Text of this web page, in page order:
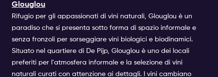
Glouglou
Rifugio per gli appassionati di vini naturali, Glouglou è un
paradiso che si presenta sotto forma di spazio informale e
senza fronzoli per sorseggiare vini biologici e biodinamici.
Situato nel quartiere di De Pijp, Glouglou è uno dei locali
preferiti per l'atmosfera informale e la selezione di vini
naturali curati con attenzione ai dettagli. I vini cambiano